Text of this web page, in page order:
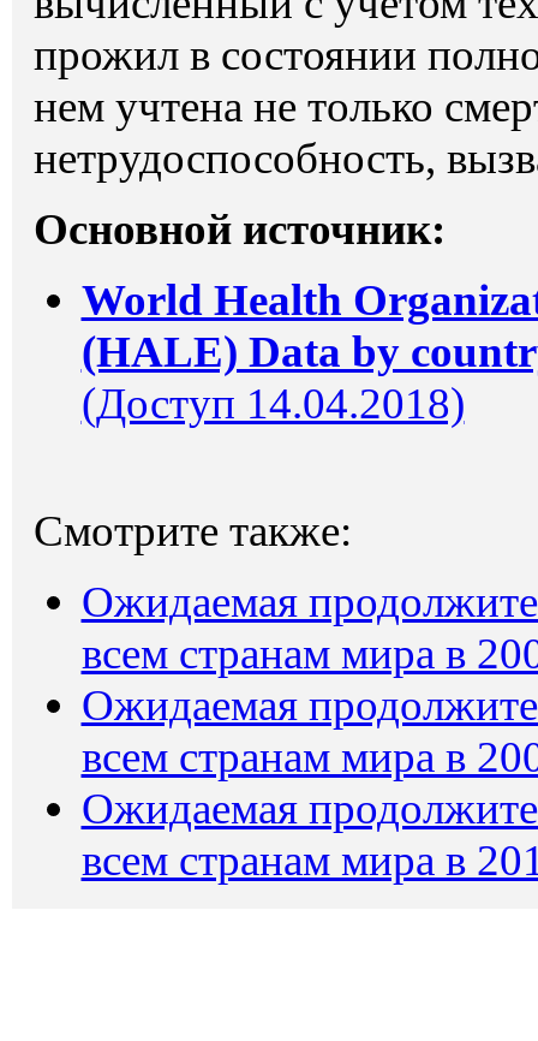
прожил в состоянии
нем учтена не только
нетрудоспособность,
Основной источник:
World Health
(HALE) Data by
(Доступ 14.04.2018)
Смотрите также:
Ожидаемая
всем странам мира в
Ожидаемая
всем странам мира в
Ожидаемая
всем странам мира в